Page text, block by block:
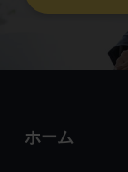
ホーム